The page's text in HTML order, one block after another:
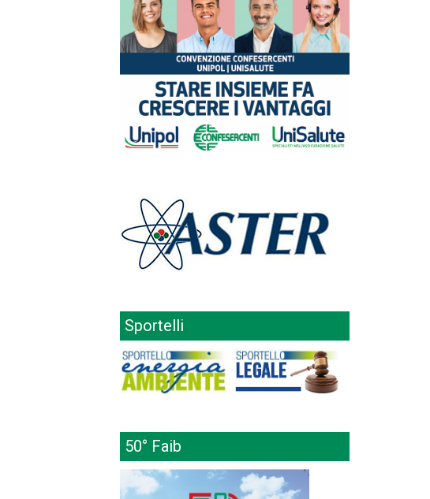
Sportelli
50° Faib